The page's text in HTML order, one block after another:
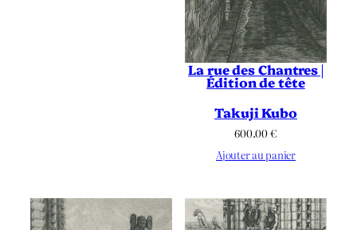
La rue des Chantres |
Édition de tête
Takuji Kubo
600.00€
Ajouter au panier